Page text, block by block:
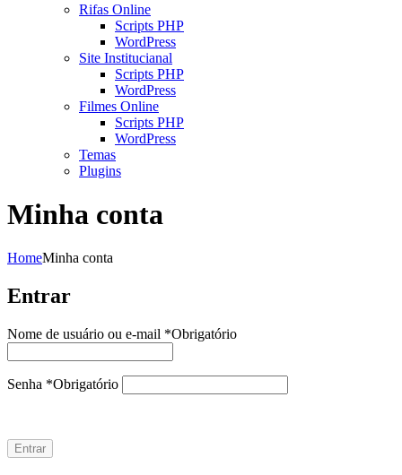
Rifas Online
Scripts PHP
WordPress
Site Institucianal
Scripts PHP
WordPress
Filmes Online
Scripts PHP
WordPress
Temas
Plugins
Minha conta
HomeMinha conta
Entrar
Nome de usuário ou e-mail *Obrigatório
Senha *Obrigatório
Entrar